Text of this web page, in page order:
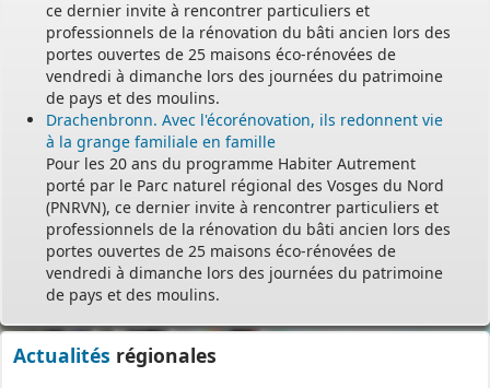
ce dernier invite à rencontrer particuliers et
professionnels de la rénovation du bâti ancien lors des
portes ouvertes de 25 maisons éco-rénovées de
vendredi à dimanche lors des journées du patrimoine
de pays et des moulins.
Drachenbronn. Avec l'écorénovation, ils redonnent vie
à la grange familiale en famille
Pour les 20 ans du programme Habiter Autrement
porté par le Parc naturel régional des Vosges du Nord
(PNRVN), ce dernier invite à rencontrer particuliers et
professionnels de la rénovation du bâti ancien lors des
portes ouvertes de 25 maisons éco-rénovées de
vendredi à dimanche lors des journées du patrimoine
de pays et des moulins.
Actualités régionales